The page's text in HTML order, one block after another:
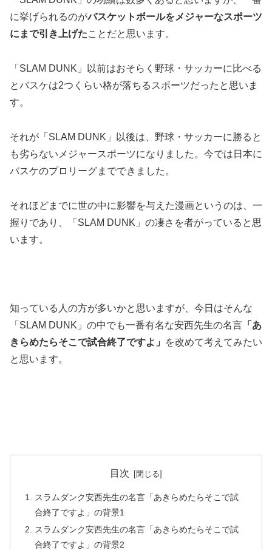
に挙げられるのがバスケットボールをメジャーなスポーツ
にまで引き上げたことだと思います。
「SLAM DUNK」以前はおそらく野球・サッカーに比べる
とバスケは2つくらい格が落ちるスポーツだったと思いま
す。
それが「SLAM DUNK」以後は、野球・サッカーに勝ると
も劣らないメジャースポーツになりました。今では日本に
バスケのプロリーグまでできました。
それほどまでに世の中に影響を与えた漫画というのは、一
握りであり、「SLAM DUNK」の凄さを者がっていると思
います。
知っている人の方が多いかと思いますが、今日はそんな
「SLAM DUNK」の中でも一番有名な安西先生の名言 「あ
きらめたらそこで試合終了ですよ」
を改めて考えてみたい
と思います。
目次
スラムダンク安西先生の名言「あきらめたらそこで試
合終了ですよ」の背景1
スラムダンク安西先生の名言「あきらめたらそこで試
合終了ですよ」の背景2